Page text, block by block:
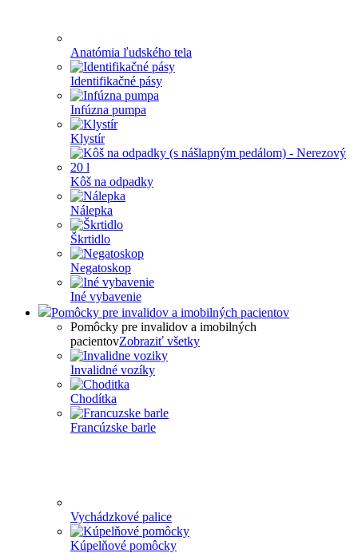
Anatómia ľudského tela
Identifikačné pásy
Infúzna pumpa
Klystír
Kôš na odpadky
Nálepka
Škrtidlo
Negatoskop
Iné vybavenie
Pomôcky pre invalidov a imobilných pacientov
Pomôcky pre invalidov a imobilných
pacientovZobraziť všetky
Invalidné vozíky
Chodítka
Francúzske barle
Vychádzkové palice
Kúpelňové pomôcky